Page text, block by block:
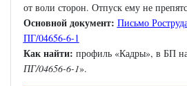
от воли сторон. Отпуск ему не
Основной документ: Письмо
ПГ/04656-6-1
Как найти: профиль «Кадры», в БП
ПГ/04656-6-1».